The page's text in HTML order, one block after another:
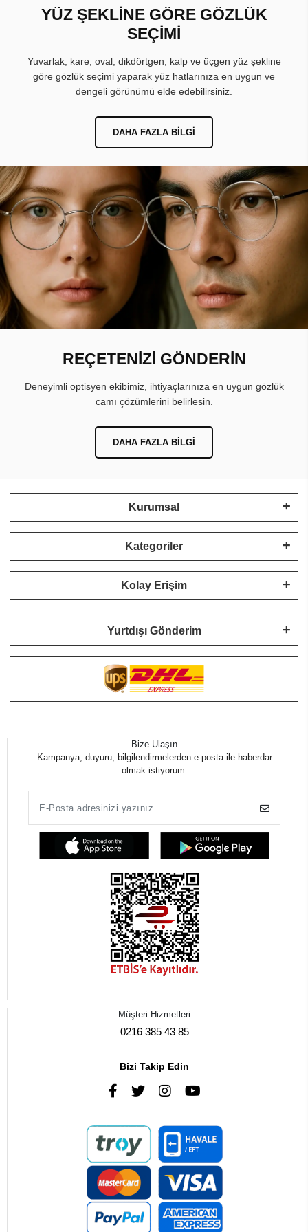
YÜZ ŞEKLİNE GÖRE GÖZLÜK
SEÇİMİ
Yuvarlak, kare, oval, dikdörtgen, kalp ve üçgen yüz şekline
göre gözlük seçimi yaparak yüz hatlarınıza en uygun ve
dengeli görünümü elde edebilirsiniz.
DAHA FAZLA BILGI
REÇETENİZİ GÖNDERİN
Deneyimli optisyen ekibimiz, ihtiyaçlarınıza en uygun gözlük
camı çözümlerini belirlesin.
DAHA FAZLA BILGI
Kurumsal
Kategoriler
Kolay Erişim
Yurtdışı Gönderim
Bize Ulaşın
Kampanya, duyuru, bilgilendirmelerden e-posta ile haberdar
olmak istiyorum.
Müşteri Hizmetleri
0216 385 43 85
Bizi Takip Edin